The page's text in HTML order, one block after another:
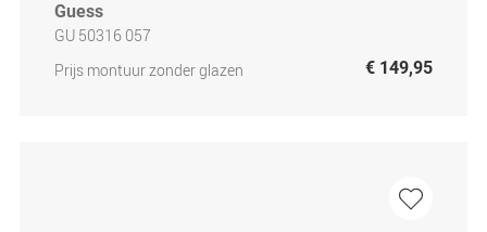
Guess
GU 50316 057
Prijs montuur zonder glazen
€ 149,95